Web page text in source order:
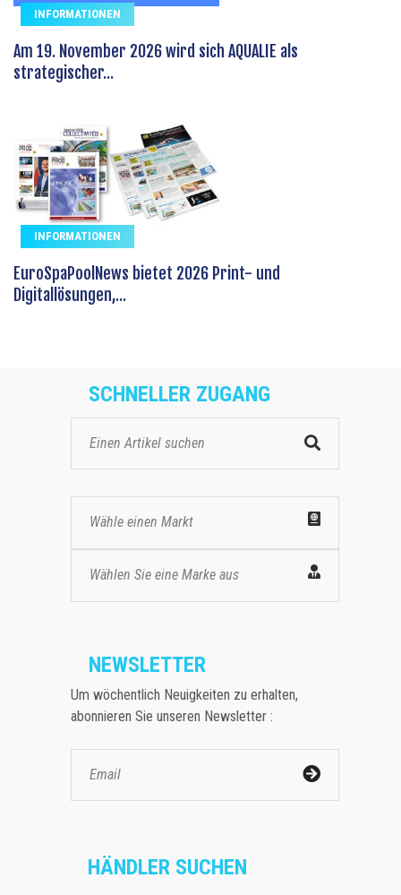
INFORMATIONEN
Am 19. November 2026 wird sich AQUALIE als
strategischer...
INFORMATIONEN
EuroSpaPoolNews bietet 2026 Print- und
Digitallösungen,...
SCHNELLER ZUGANG
Wähle einen Markt
Wählen Sie eine Marke aus
NEWSLETTER
Um wöchentlich Neuigkeiten zu erhalten,
abonnieren Sie unseren Newsletter :
HÄNDLER SUCHEN